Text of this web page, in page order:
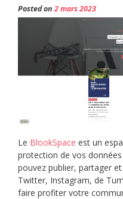
Posted on2 mars 2023
Le BlookSpace est un
protection de vos
pouvez publier, partager
Twitter, Instagram, de
faire profiter votre